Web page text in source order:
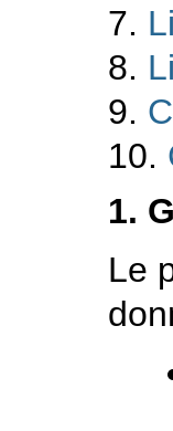
7.
8.
9.
10.
1.
Le